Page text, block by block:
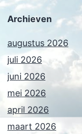
Archieven
augustus 2026
juli 2026
juni 2026
mei 2026
april 2026
maart 2026